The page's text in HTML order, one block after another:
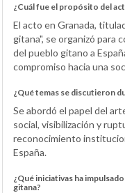
¿Cuál fue el propósito del
El acto en Granada,
gitana", se organizó para
del pueblo gitano a
compromiso hacia una
¿Qué temas se discutieron
Se abordó el papel del
social, visibilización y
reconocimiento
España.
¿Qué iniciativas ha
gitana?